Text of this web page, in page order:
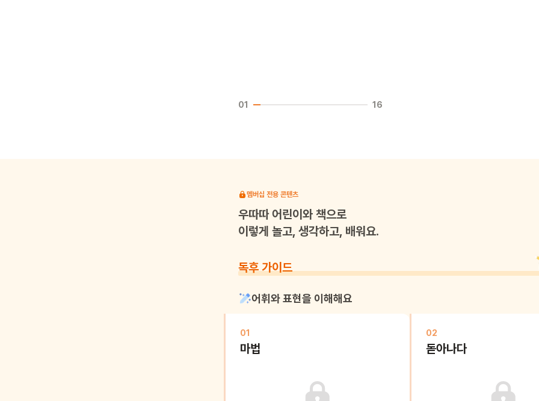
01 16
멤버십 전용 콘텐츠
우따따어린이와 책으로
이렇게 놀고, 생각하고, 배워요.
독후 가이드
어휘와 표현을 이해해요
01
마법
02
돋아나다